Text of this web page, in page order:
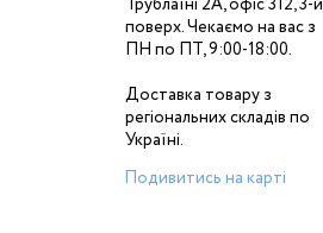
Трублаїні 2А, офіс 312, 3-й
поверх. Чекаємо на вас з
ПН по ПТ, 9:00-18:00.
Доставка товару з
регіональних складів по
Україні.
Подивитись на карті